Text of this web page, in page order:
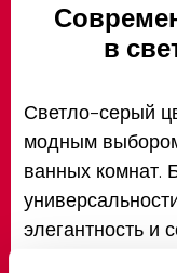
в
Светло-серый
модным
ванных комнат.
элегантность и
цветами и